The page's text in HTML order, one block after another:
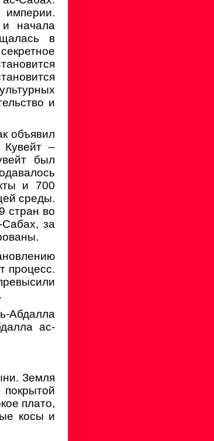
империи.
начала
в
и
объявил
–
был
и 700
среды.
стран во
за
процесс.
Абдалла
ас-
Земля
плато,
косы и